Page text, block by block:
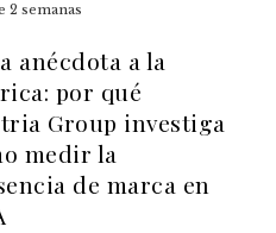
2 semanas
anécdota a la
por qué
Group investiga
medir la
de marca en